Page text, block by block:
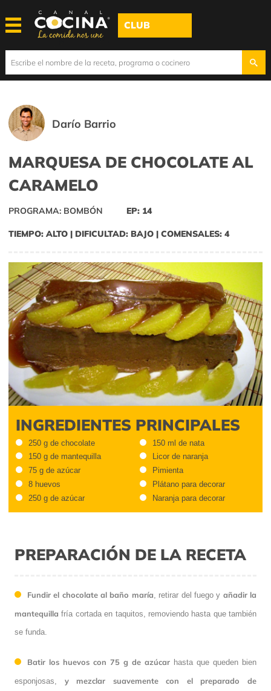
CLUB
Darío Barrio
MARQUESA DE CHOCOLATE AL
CARAMELO
PROGRAMA: BOMBÓN EP: 14
TIEMPO: ALTO | DIFICULTAD: BAJO | COMENSALES: 4
INGREDIENTES PRINCIPALES
250 g de chocolate
150 g de mantequilla
75 g de azúcar
8 huevos
250 g de azúcar
150 ml de nata
Licor de naranja
Pimienta
Plátano para decorar
Naranja para decorar
PREPARACIÓN DE LA RECETA
Fundir el chocolate al baño maría , retirar del fuego y añadir la
mantequilla fría cortada en taquitos, removiendo hasta que también
se funda.
Batir los huevos con 75 g de azúcar hasta que queden bien
esponjosas, y mezclar suavemente con el preparado de